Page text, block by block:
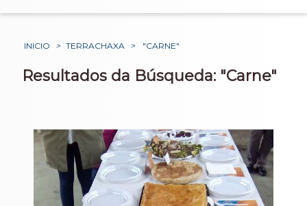
INICIO > TERRACHAXA > "CARNE"
Resultados da Búsqueda: "Carne"